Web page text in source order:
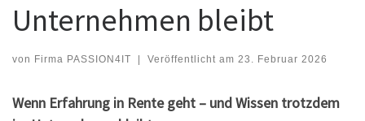
Unternehmen bleibt
von Firma PASSION4IT Veröffentlicht am 23. Februar 2026
Wenn Erfahrung in Rente geht – und Wissen trotzdem